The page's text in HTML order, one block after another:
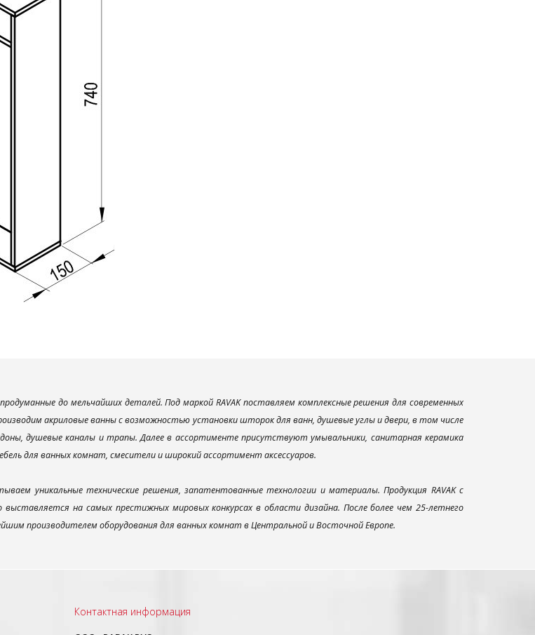
до мельчайших деталей. Под маркой RAVAK поставляем комплексные решения для современных
акриловые ванны с возможностью установки шторок для ванн, душевые углы и двери, в том числе
душевые каналы и трапы. Далее в ассортименте присутствуют умывальники, санитарная керамика
для ванных комнат, смесители и широкий ассортимент аксессуаров.
уникальные технические решения, запатентованные технологии и материалы. Продукция RAVAK с
выставляется на самых престижных мировых конкурсах в области дизайна. После более чем 25-летнего
производителем оборудования для ванных комнат в Центральной и Восточной Европе.
Контактная информация